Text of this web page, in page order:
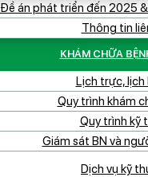
Đề án phát triển đến 2025
Thông tin
KHÁM CHỮA
Lịch trực, lịch
Quy trình khám
Quy trình kỹ
Giám sát BN và
Dịch vụ kỹ